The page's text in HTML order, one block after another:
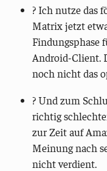
? Ich nutze das
Matrix jetzt
Findungsphase
Android-Client.
noch nicht das
? Und zum
richtig
zur Zeit auf
Meinung nach
nicht verdient.